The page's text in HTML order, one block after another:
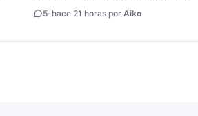
5-hace 21 horas porAiko